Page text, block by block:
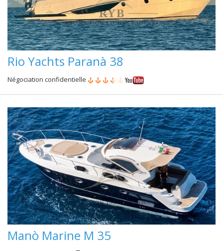
Rio Yachts Paranà 38
Négociation confidentielle
Manò Marine M 35